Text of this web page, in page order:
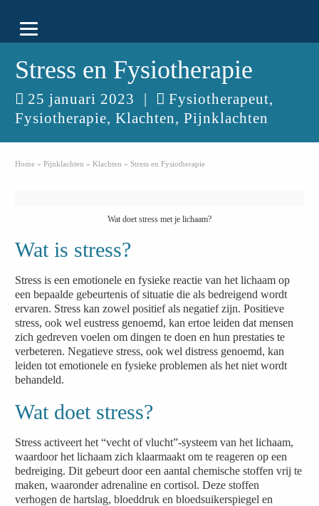
Stress en Fysiotherapie
25 januari 2023 | Fysiotherapeut,
Fysiotherapie,Klachten,Pijnklachten
Home » Pijnklachten » Klachten » Stress en Fysiotherapie
Wat doet stress met je lichaam?
Wat is stress?
Stress is een emotionele en fysieke reactie van het lichaam op
een bepaalde gebeurtenis of situatie die als bedreigend wordt
ervaren. Stress kan zowel positief als negatief zijn. Positieve
stress, ook wel eustress genoemd, kan ertoe leiden dat mensen
zich gedreven voelen om dingen te doen en hun prestaties te
verbeteren. Negatieve stress, ook wel distress genoemd, kan
leiden tot emotionele en fysieke problemen als het niet wordt
behandeld.
Wat doet stress?
Stress activeert het “vecht of vlucht”-systeem van het lichaam,
waardoor het lichaam zich klaarmaakt om te reageren op een
bedreiging. Dit gebeurt door een aantal chemische stoffen vrij te
maken, waaronder adrenaline en cortisol. Deze stoffen
verhogen de hartslag, bloeddruk en bloedsuikerspiegel en